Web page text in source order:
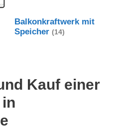
Balkonkraftwerk mit
Speicher (14)
Kauf einer